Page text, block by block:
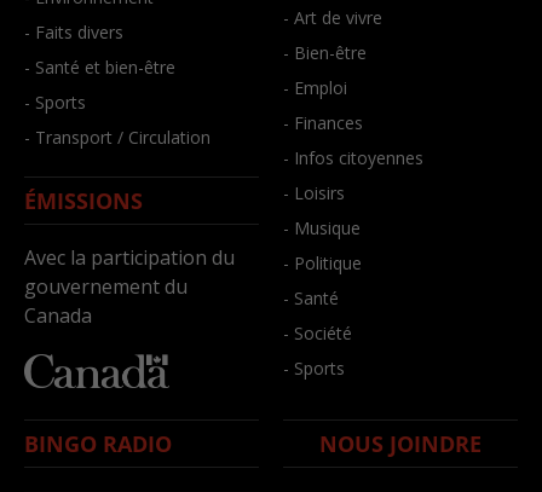
- Faits divers
- Santé et bien-être
- Sports
- Transport / Circulation
ÉMISSIONS
Avec la participation du
gouvernement du
Canada
- Art de vivre
- Bien-être
- Emploi
- Finances
- Infos citoyennes
- Loisirs
- Musique
- Politique
- Santé
- Société
- Sports
BINGO RADIO NOUS JOINDRE